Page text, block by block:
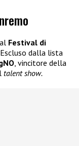
Festival di
dalla lista
, vincitore della
talent show.